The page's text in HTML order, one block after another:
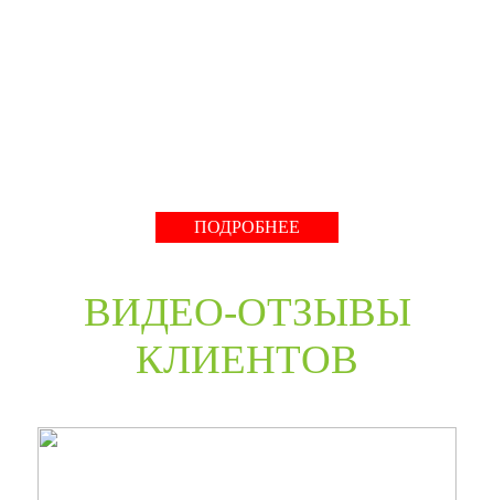
ПОДРОБНЕЕ
ВИДЕО-ОТЗЫВЫ
КЛИЕНТОВ